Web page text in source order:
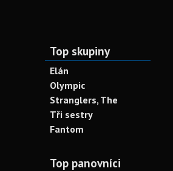
Top skupiny
Elán
Olympic
Stranglers, The
Tři sestry
Fantom
Top panovníci